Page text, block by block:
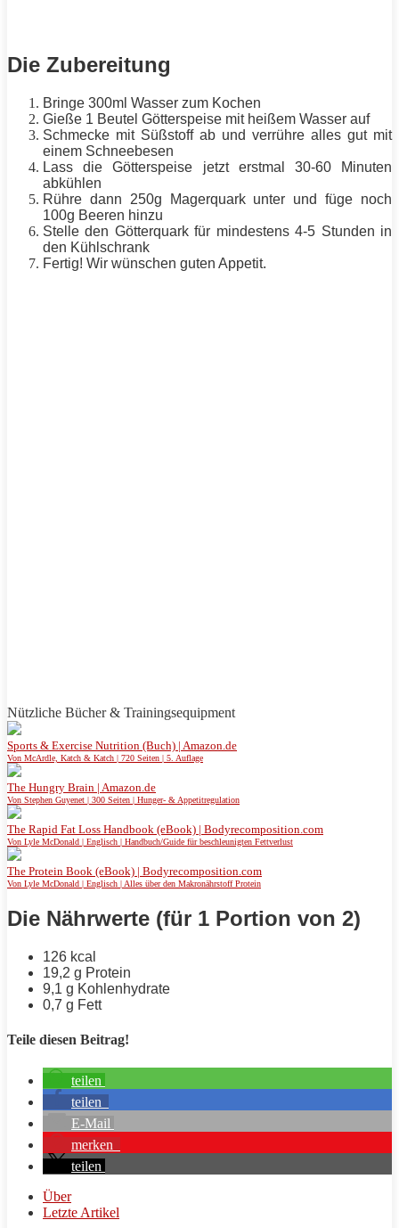
Die Zubereitung
Bringe 300ml Wasser zum Kochen
Gieße 1 Beutel Götterspeise mit heißem Wasser auf
Schmecke mit Süßstoff ab und verrühre alles gut mit
einem Schneebesen
Lass die Götterspeise jetzt erstmal 30-60 Minuten
abkühlen
Rühre dann 250g Magerquark unter und füge noch
100g Beeren hinzu
Stelle den Götterquark für mindestens 4-5 Stunden in
den Kühlschrank
Fertig! Wir wünschen guten Appetit.
Nützliche Bücher & Trainingsequipment
Sports & Exercise Nutrition (Buch) | Amazon.de
Von McArdle, Katch & Katch | 720 Seiten | 5. Auflage
The Hungry Brain | Amazon.de
Von Stephen Guyenet | 300 Seiten | Hunger- & Appetitregulation
The Rapid Fat Loss Handbook (eBook) | Bodyrecomposition.com
Von Lyle McDonald | Englisch | Handbuch/Guide für beschleunigten Fettverlust
The Protein Book (eBook) | Bodyrecomposition.com
Von Lyle McDonald | Englisch | Alles über den Makronährstoff Protein
Die Nährwerte (für 1 Portion von 2)
126 kcal
19,2 g Protein
9,1 g Kohlenhydrate
0,7 g Fett
Teile diesen Beitrag!
teilen
teilen
E-Mail
merken
teilen
Über
Letzte Artikel